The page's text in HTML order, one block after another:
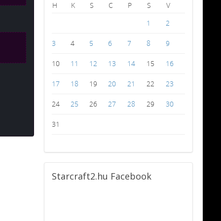
H
K S C P S
V
1
2
3 4 5 6 7 8 9
10 11 12 13 14 15 16
17 18 19 20 21 22 23
24 25 26 27 28 29 30
31
Starcraft2.hu Facebook